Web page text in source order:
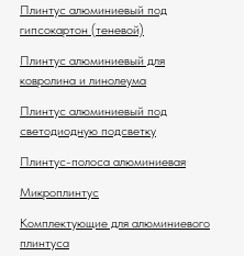
Плинтус алюминиевый под
гипсокартон (теневой)
Плинтус алюминиевый для
ковролина и линолеума
Плинтус алюминиевый под
светодиодную подсветку
Плинтус-полоса алюминиевая
Микроплинтус
Комплектующие для алюминиевого
плинтуса